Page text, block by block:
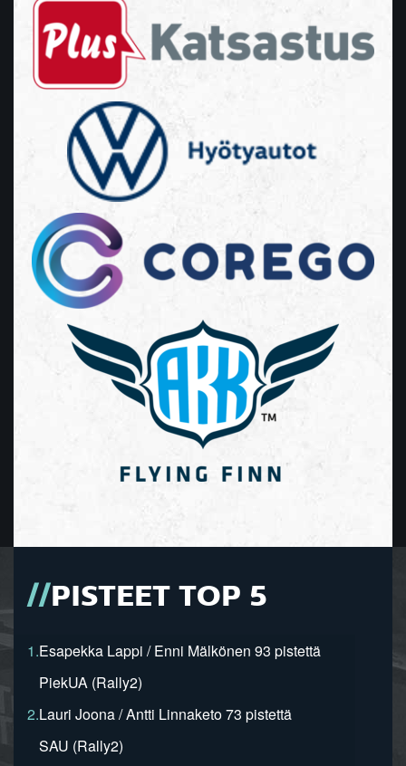
PISTEET TOP 5
1.Esapekka Lappi / Enni Mälkönen 93 pistettä
PiekUA (Rally2)
2.Lauri Joona / Antti Linnaketo 73 pistettä
SAU (Rally2)